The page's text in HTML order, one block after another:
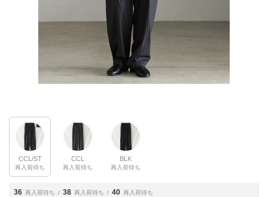
CCL/ST
再入荷待ち
CCL
再入荷待ち
BLK
再入荷待ち
36 再入荷待ち 38 再入荷待ち 40 再入荷待ち